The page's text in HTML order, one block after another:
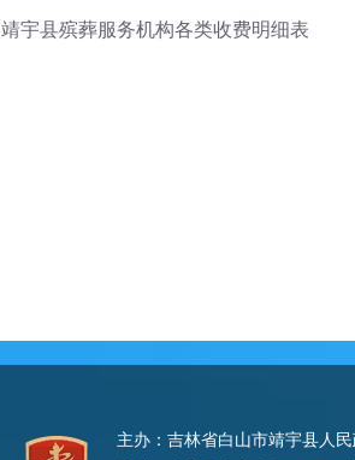
靖宇县殡葬服务机构各类收费明细表
主办：吉林省白山市靖宇县人